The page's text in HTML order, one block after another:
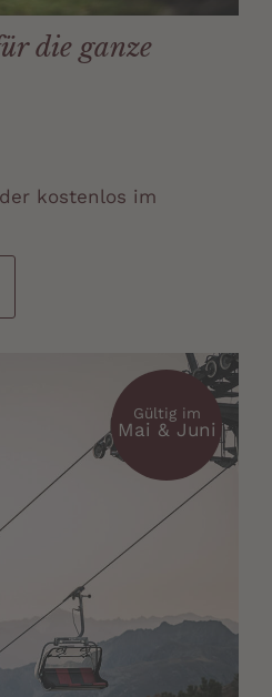
die ganze
kostenlos im
Gültig im
Mai & Juni